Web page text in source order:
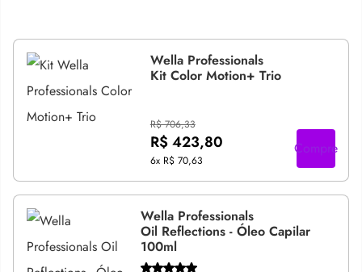
Wella Professionals
Kit Color Motion+ Trio
R$ 706,33
R$ 423,80
6x R$ 70,63
Compre
Wella Professionals
Oil Reflections - Óleo Capilar
100ml